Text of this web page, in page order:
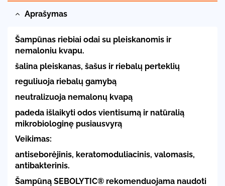
Aprašymas
Šampūnas riebiai odai su pleiskanomis ir
nemaloniu kvapu.
šalina pleiskanas, šašus ir riebalų perteklių
reguliuoja riebalų gamybą
neutralizuoja nemalonų kvapą
padeda išlaikyti odos vientisumą ir natūralią
mikrobiologinę pusiausvyrą
Veikimas:
antiseborėjinis, keratomoduliacinis, valomasis,
antibakterinis.
Šampūną SEBOLYTIC® rekomenduojama naudoti